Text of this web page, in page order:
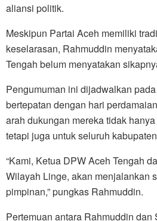
aliansi politik.
Meskipun Partai Aceh memiliki
keselarasan, Rahmuddin
Tengah belum menyatakan
Pengumuman ini dijadwalkan
bertepatan dengan hari
arah dukungan mereka tidak
tetapi juga untuk seluruh
“Kami, Ketua DPW Aceh Tengah
Wilayah Linge, akan menjalankan
pimpinan,” pungkas Rahmuddin.
Pertemuan antara Rahmuddin